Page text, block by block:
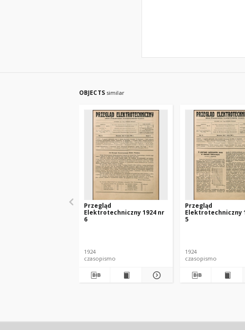
OBJECTS similar
Przegląd
Elektrotechniczny 1924 nr
6
1924
czasopismo
Przegląd
Elektrotechniczny
5
1924
czasopismo